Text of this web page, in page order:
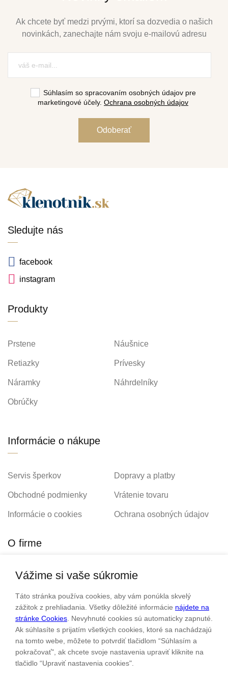
Ak chcete byť medzi prvými, ktorí sa dozvedia o našich
novinkách, zanechajte nám svoju e-mailovú adresu
Súhlasím so spracovaním osobných údajov pre
marketingové účely. Ochrana osobných údajov
Sledujte nás
facebook
instagram
Produkty
Prstene Náušnice
Retiazky Prívesky
Náramky Náhrdelníky
Obrúčky
Informácie o nákupe
Servis šperkov Dopravy a platby
Obchodné podmienky Vrátenie tovaru
Informácie o cookies Ochrana osobných údajov
O firme
Personalizovaný šperk O nás
Kontakt
Sme rodinná firma a zameriavame sa na predaj hodiniek a
šperkov od roku 1994.
Pozrite sa na naše ďaľšie web stránky.
Vážime si vaše súkromie
Táto stránka používa cookies, aby vám ponúkla skvelý
zážitok z prehliadania. Všetky dôležité informácie nájdete na
stránke Cookies . Nevyhnuté cookies sú automaticky zapnuté.
Ak súhlasíte s prijatím všetkých cookies, ktoré sa nachádzajú
na tomto webe, môžete to potvrdiť tlačidlom “Súhlasím a
pokračovať", ak chcete svoje nastavenia upraviť kliknite na
tlačidlo “Upraviť nastavenia cookies".